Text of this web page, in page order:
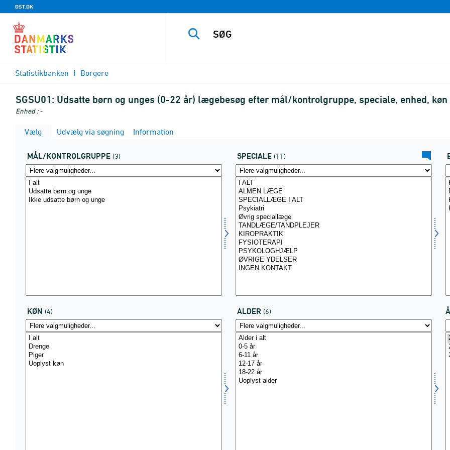
DST.DK
Statistikbanken Borgere
SGSU01: Udsatte børn og unges (0-22 år) lægebesøg efter mål/kontrolgruppe, speciale, enhed, køn
Enhed : -
Vælg Udvælg via søgning Information
MÅL/KONTROLGRUPPE (3) SPECIALE (11)
KØN (4) ALDER (6)